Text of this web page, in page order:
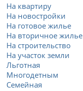
На квартиру
На новостройки
На готовое жилье
На вторичное жилье
На строительство
На участок земли
Льготная
Многодетным
Семейная